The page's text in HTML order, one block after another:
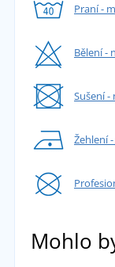
střih, vše
přidáno
Jitka
Materiál
jak v noční
Praní -
Bělení -
Sušení -
Žehlení
Mohlo